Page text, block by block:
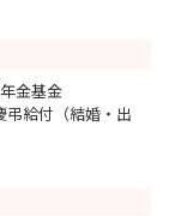
金基金
弔給付（結婚・出